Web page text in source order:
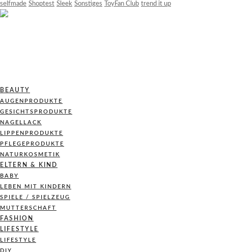
selfmade Shoptest Sleek Sonstiges ToyFan Club trend it up
BEAUTY
AUGENPRODUKTE
GESICHTSPRODUKTE
NAGELLACK
LIPPENPRODUKTE
PFLEGEPRODUKTE
NATURKOSMETIK
ELTERN & KIND
BABY
LEBEN MIT KINDERN
SPIELE / SPIELZEUG
MUTTERSCHAFT
FASHION
LIFESTYLE
LIFESTYLE
DIY